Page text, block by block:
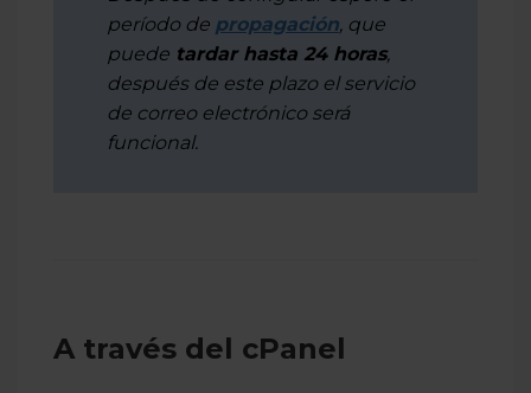
período de propagación, que
puede tardar hasta 24 horas,
después de este plazo el servicio
de correo electrónico será
funcional.
A través del cPanel